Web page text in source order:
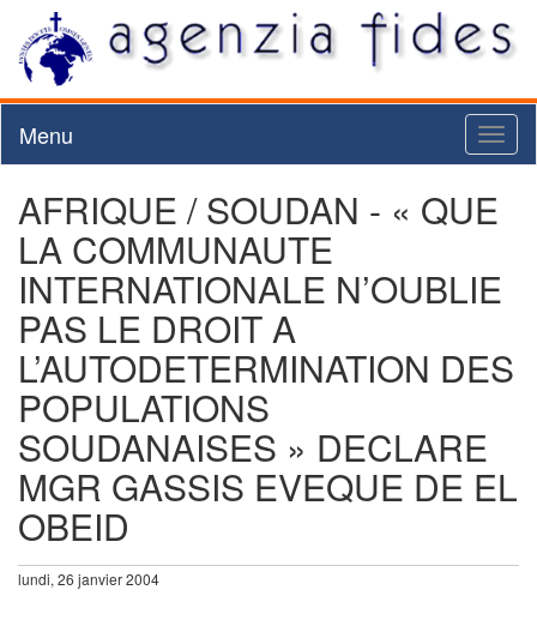
Menu
AFRIQUE / SOUDAN - « QUE
LA COMMUNAUTE
INTERNATIONALE N’OUBLIE
PAS LE DROIT A
L’AUTODETERMINATION DES
POPULATIONS
SOUDANAISES » DECLARE
MGR GASSIS EVEQUE DE EL
OBEID
lundi, 26 janvier 2004